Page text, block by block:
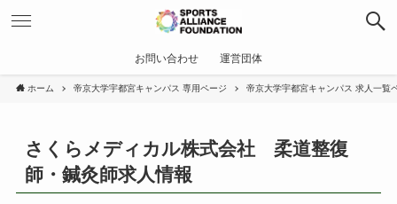
お問い合わせ 運営団体
ホーム 帝京大学宇都宮キャンパス 専用ページ 帝京大学宇都宮キャンパス 求人一覧
さくらメディカル株式会社 柔道整復
師・鍼灸師求人情報